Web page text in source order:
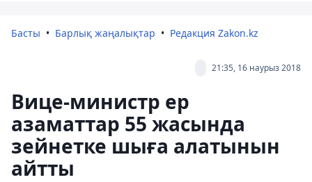
Басты Барлық жаңалықтар Редакция Zakon.kz
21:35, 16 наурыз 2018
Вице-министр ер
азаматтар 55 жасында
зейнетке шыға алатынын
айтты